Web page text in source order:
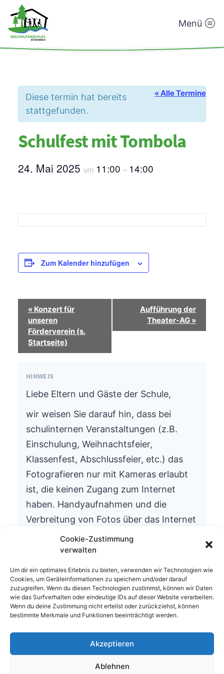
Cookie-Zustimmung
verwalten
Um dir ein optimales Erlebnis zu bieten, verwenden wir Technologien wie
Cookies, um Geräteinformationen zu speichern und/oder darauf
zuzugreifen. Wenn du diesen Technologien zustimmst, können wir Daten
wie das Surfverhalten oder eindeutige IDs auf dieser Website verarbeiten.
Wenn du deine Zustimmung nicht erteilst oder zurückziehst, können
bestimmte Merkmale und Funktionen beeinträchtigt werden.
Akzeptieren
Ablehnen
Waldhufenschule
Menü
« Alle Termine
Diese termin hat bereits
stattgefunden.
Schulfest mit Tombola
24. Mai 2025 um 11:00 – 14:00
Zum Kalender hinzufügen
Termin-
Navigation
« Konzert für
unseren
Förderverein (s.
Startseite)
Aufführung der
Theater-AG »
HINWEIS
Liebe Eltern und Gäste der Schule,
wir weisen Sie darauf hin, dass bei
schulinternen Veranstaltungen (z.B.
Einschulung, Weihnachtsfeier,
Klassenfest, Abschlussfeier, etc.) das
Fotografieren nur mit Kameras erlaubt
ist, die keinen Zugang zum Internet
haben. Handyaufnahmen und die
Verbreitung von Fotos über das Internet
ist aus datenschutzrechtlichen Gründen
nicht gestattet.
Wir bitten um Ihr Verständnis.
Die Schulleitung